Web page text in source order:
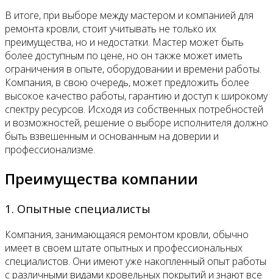
В итоге, при выборе между мастером и компанией для
ремонта кровли, стоит учитывать не только их
преимущества, но и недостатки. Мастер может быть
более доступным по цене, но он также может иметь
ограничения в опыте, оборудовании и времени работы.
Компания, в свою очередь, может предложить более
высокое качество работы, гарантию и доступ к широкому
спектру ресурсов. Исходя из собственных потребностей
и возможностей, решение о выборе исполнителя должно
быть взвешенным и основанным на доверии и
профессионализме.
Преимущества компании
1. Опытные специалисты
Компания, занимающаяся ремонтом кровли, обычно
имеет в своем штате опытных и профессиональных
специалистов. Они имеют уже накопленный опыт работы
с различными видами кровельных покрытий и знают все